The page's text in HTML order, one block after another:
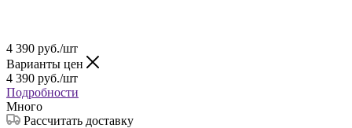
4 390 руб./шт
Варианты цен
4 390 руб./шт
Подробности
Много
Рассчитать доставку